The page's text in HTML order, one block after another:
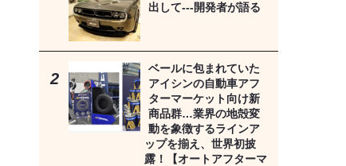
出して---開発者が語る
ベールに包まれていた
アイシンの自動車アフ
ターマーケット向け新
商品群…業界の地殻変
動を象徴するラインア
ップを揃え、世界初披
露！【オートアフターマ